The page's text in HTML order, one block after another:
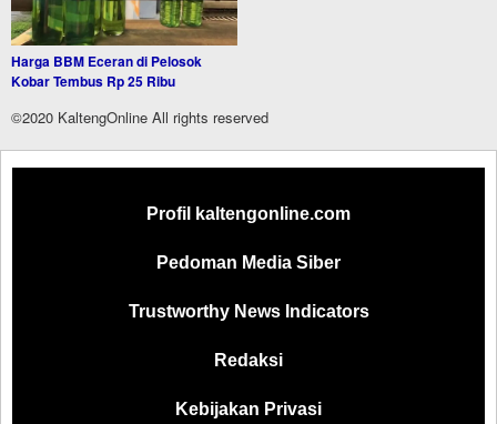
Harga BBM Eceran di Pelosok
Kobar Tembus Rp 25 Ribu
©2020 KaltengOnline All rights reserved
Profil kaltengonline.com
Pedoman Media Siber
Trustworthy News Indicators
Redaksi
Kebijakan Privasi